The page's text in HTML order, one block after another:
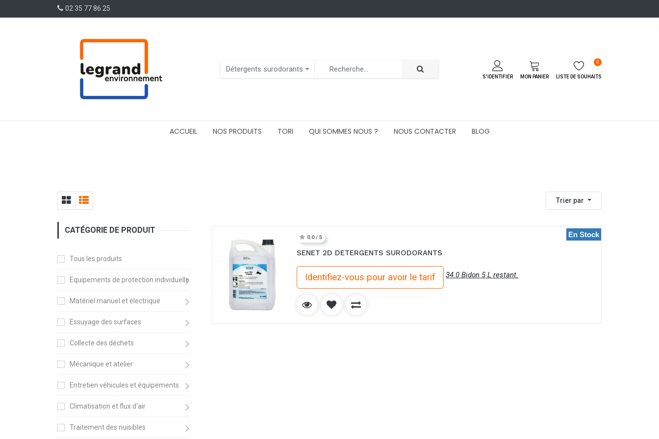
02 35 77 86 25
Détergents surodorants
S'IDENTIFIER MON PANIER LISTE DE SOUHAITS
0
ACCUEIL NOS PRODUITS TORI QUI SOMMES NOUS ? NOUS CONTACTER BLOG
Trier par
CATÉGORIE DE PRODUIT
Tous les produits
Equipements de protection individuelle
Matériel manuel et électrique
Essuyage des surfaces
Collecte des déchets
Mécanique et atelier
Entretien véhicules et équipements
Climatisation et flux d'air
Traitement des nuisibles
0.0 / 5
SENET 2D DETERGENTS SURODORANTS
Identifiez-vous pour avoir le tarif 34.0 Bidon 5 L restant.
En Stock